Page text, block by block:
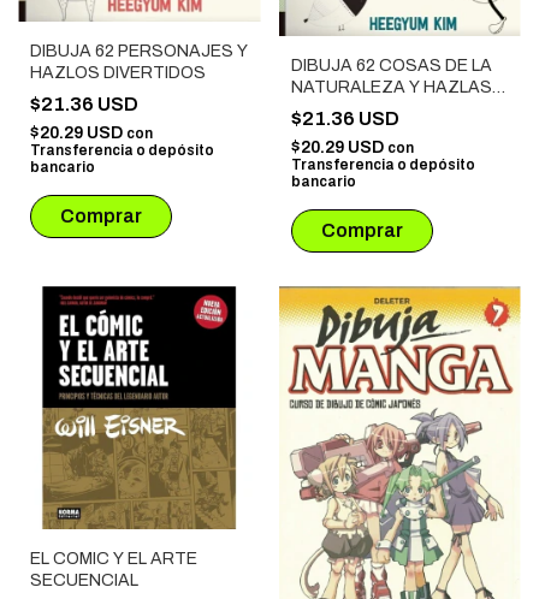
DIBUJA 62 PERSONAJES Y
HAZLOS DIVERTIDOS
$21.36 USD
$20.29 USD con
Transferencia o depósito
bancario
DIBUJA 62 COSAS DE LA
NATURALEZA Y HAZLAS
LINDAS
$21.36 USD
$20.29 USD con
Transferencia o depósito
bancario
EL COMIC Y EL ARTE
SECUENCIAL